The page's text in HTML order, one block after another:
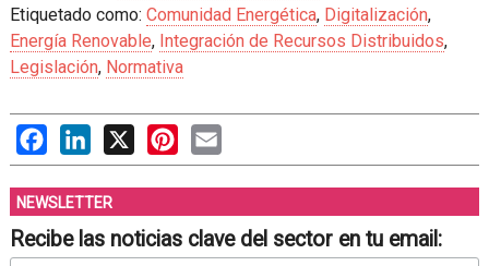
Etiquetado como: Comunidad Energética, Digitalización,
Energía Renovable, Integración de Recursos Distribuidos,
Legislación, Normativa
FacebookLinkedIn
X PinterestEmail
NEWSLETTER
Recibe las noticias clave del sector en tu email: